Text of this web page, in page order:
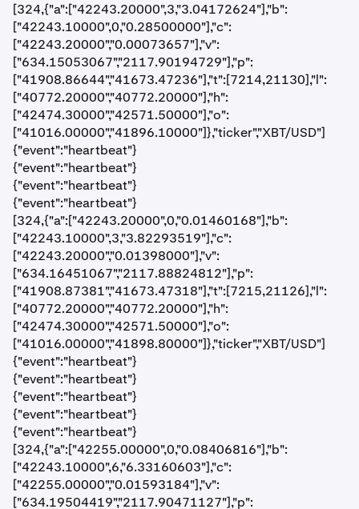
[324,{"a":["42243.20000",3,"3.04172624"],"b":
["42243.10000",0,"0.28500000"],"c":
["42243.20000","0.00073657"],"v":
["634.15053067","2117.90194729"],"p":
["41908.86644","41673.47236"],"t":[7214,21130],"l":
["40772.20000","40772.20000"],"h":
["42474.30000","42571.50000"],"o":
["41016.00000","41896.10000"]},"ticker","XBT/USD"]
{"event":"heartbeat"}
{"event":"heartbeat"}
{"event":"heartbeat"}
{"event":"heartbeat"}
[324,{"a":["42243.20000",0,"0.01460168"],"b":
["42243.10000",3,"3.82293519"],"c":
["42243.20000","0.01398000"],"v":
["634.16451067","2117.88824812"],"p":
["41908.87381","41673.47318"],"t":[7215,21126],"l":
["40772.20000","40772.20000"],"h":
["42474.30000","42571.50000"],"o":
["41016.00000","41898.80000"]},"ticker","XBT/USD"]
{"event":"heartbeat"}
{"event":"heartbeat"}
{"event":"heartbeat"}
{"event":"heartbeat"}
{"event":"heartbeat"}
[324,{"a":["42255.00000",0,"0.08406816"],"b":
["42243.10000",6,"6.33160603"],"c":
["42255.00000","0.01593184"],"v":
["634.19504419","2117.90471127"],"p":